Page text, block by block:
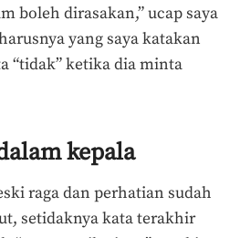
boleh dirasakan,” ucap saya
yang saya katakan
“tidak” ketika dia minta
kepala
raga dan perhatian sudah
setidaknya kata terakhir